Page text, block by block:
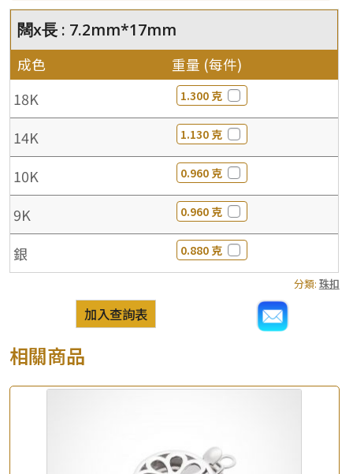
闊x長 : 7.2mm*17mm
成色 重量 (每件)
18K 1.300 克
14K 1.130 克
10K 0.960 克
9K 0.960 克
銀 0.880 克
分類: 珠扣
加入查詢表
相關商品